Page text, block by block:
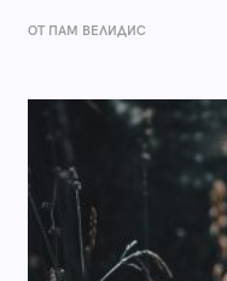
ОТ ПАМ ВЕЛИДИС